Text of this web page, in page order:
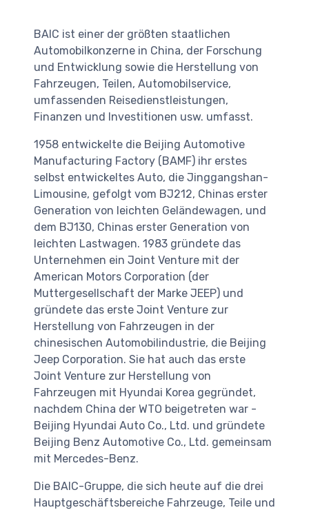
BAIC ist einer der größten staatlichen
Automobilkonzerne in China, der Forschung
und Entwicklung sowie die Herstellung von
Fahrzeugen, Teilen, Automobilservice,
umfassenden Reisedienstleistungen,
Finanzen und Investitionen usw. umfasst.
1958 entwickelte die Beijing Automotive
Manufacturing Factory (BAMF) ihr erstes
selbst entwickeltes Auto, die Jinggangshan-
Limousine, gefolgt vom BJ212, Chinas erster
Generation von leichten Geländewagen, und
dem BJ130, Chinas erster Generation von
leichten Lastwagen. 1983 gründete das
Unternehmen ein Joint Venture mit der
American Motors Corporation (der
Muttergesellschaft der Marke JEEP) und
gründete das erste Joint Venture zur
Herstellung von Fahrzeugen in der
chinesischen Automobilindustrie, die Beijing
Jeep Corporation. Sie hat auch das erste
Joint Venture zur Herstellung von
Fahrzeugen mit Hyundai Korea gegründet,
nachdem China der WTO beigetreten war -
Beijing Hyundai Auto Co., Ltd. und gründete
Beijing Benz Automotive Co., Ltd. gemeinsam
mit Mercedes-Benz.
Die BAIC-Gruppe, die sich heute auf die drei
Hauptgeschäftsbereiche Fahrzeuge, Teile und